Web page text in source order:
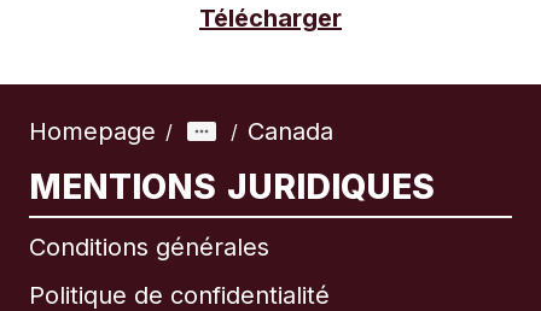
Télécharger
Homepage / / Canada
MENTIONS JURIDIQUES
Conditions générales
Politique de confidentialité